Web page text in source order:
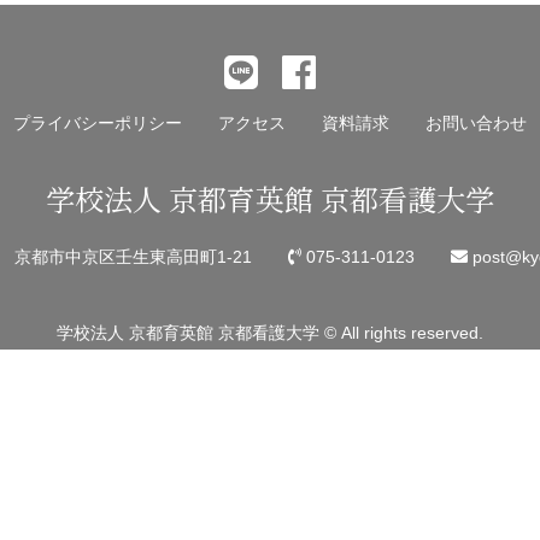
プライバシーポリシー アクセス 資料請求 お問い合わせ
学校法人 京都育英館 京都看護大学
都市中京区壬生東高田町1-21 075-311-0123
学校法人 京都育英館 京都看護大学 © All rights reserved.